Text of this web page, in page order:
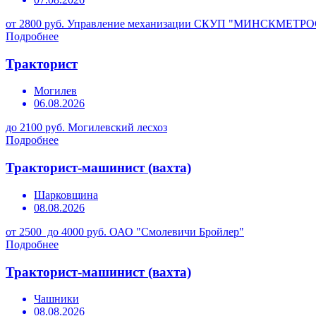
от 2800 руб. Управление механизации СКУП
Подробнее
Тракторист
Могилев
06.08.2026
до 2100 руб. Могилевский лесхоз
Подробнее
Тракторист-машинист (вахта)
Шарковщина
08.08.2026
от 2500 до 4000 руб. ОАО "Смолевичи Бройлер"
Подробнее
Тракторист-машинист (вахта)
Чашники
08.08.2026